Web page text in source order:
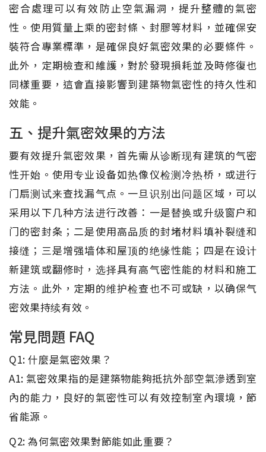
密合處理可以有效防止空氣漏洞，提升整體的氣密
性。使用質量上乘的密封條、封膠等材料，並確保安
裝符合專業標準，是確保良好氣密效果的必要條件。
此外，定期檢查和維護，對於發現損耗並及時修復也
同樣重要，這會直接影響到建築物氣密性的持久性和
效能。
五、提升氣密效果的方法
要有效提升氣密效果，首先需从诊断现有建筑的气密
性开始。使用专业设备如热像仪检测冷热桥，或进行
门扇测试来查找漏气点。一旦识别出问题区域，可以
采用以下几种方法进行改善：一是替换或升级窗户和
门的密封条；二是使用高品质的封堵材料填补裂缝和
接缝；三是增强墙体和屋顶的绝缘性能；四是在设计
新建筑或翻修时，选择具有高气密性能的材料和施工
方法。此外，定期的维护检查也不可或缺，以确保气
密效果持续有效。
常見問題 FAQ
Q1: 什麼是氣密效果？
A1: 氣密效果指的是建築物能夠抵抗外部空氣滲透到室
內的能力，良好的氣密性可以有效控制室內環境，節
省能源。
Q2: 為何氣密效果對節能如此重要？